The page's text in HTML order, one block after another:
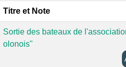
Titre et Note
Sortie des bateaux de
olonois"